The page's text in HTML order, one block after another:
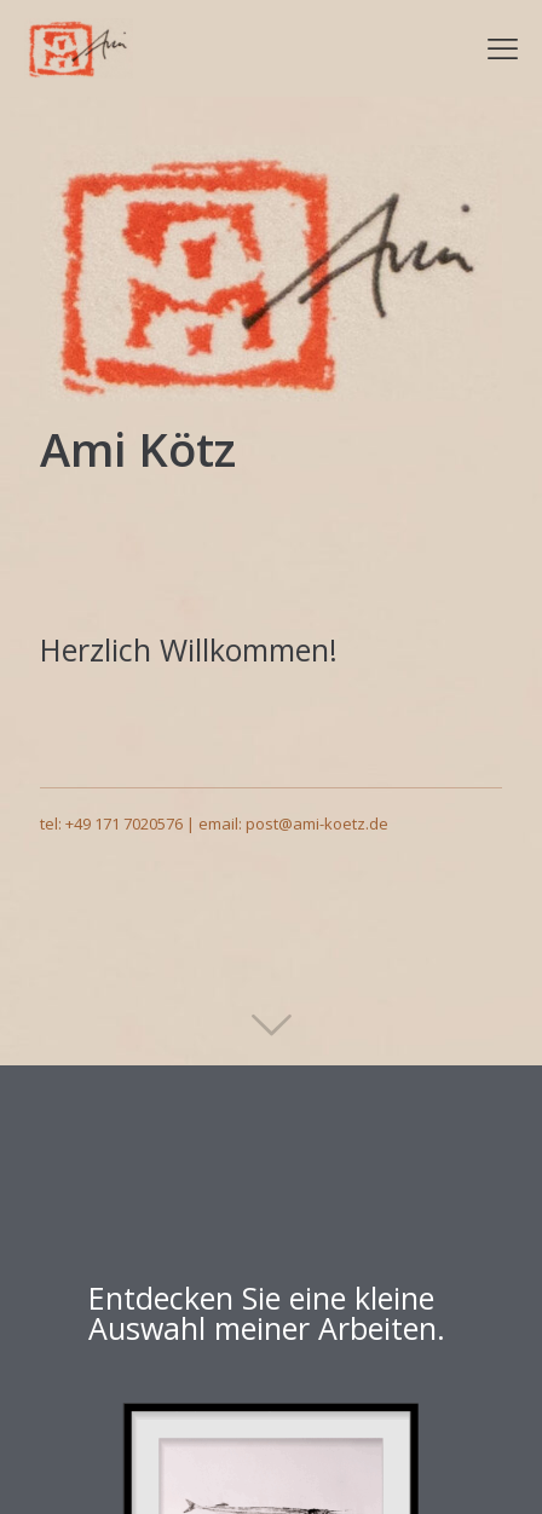
Ami Kötz
Herzlich Willkommen!
tel: +49 171 7020576 | email: post@ami-koetz.de
Entdecken Sie eine kleine
Auswahl meiner Arbeiten.